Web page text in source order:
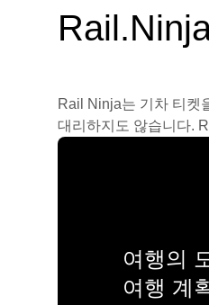
Rail Ninja는 기차 티켓
대리하지도 않습니다.
여행의
여행 계